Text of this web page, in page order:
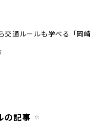
交通ルールも学べる「岡崎
の記事